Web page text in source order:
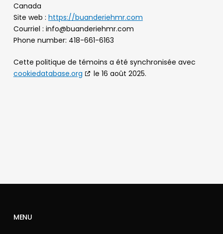
Canada
Site web : https://buanderiehmr.com
Courriel : info@buanderiehmr.com
Phone number: 418-661-6163
Cette politique de témoins a été synchronisée avec
cookiedatabase.org
le 16 août 2025.
MENU